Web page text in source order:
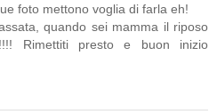
foto mettono voglia di farla eh!
quando sei mamma il riposo
Rimettiti presto e buon inizio